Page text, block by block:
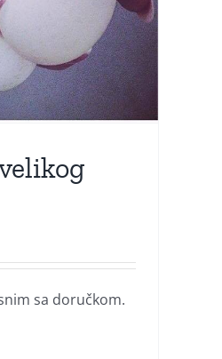
sa doručkom.